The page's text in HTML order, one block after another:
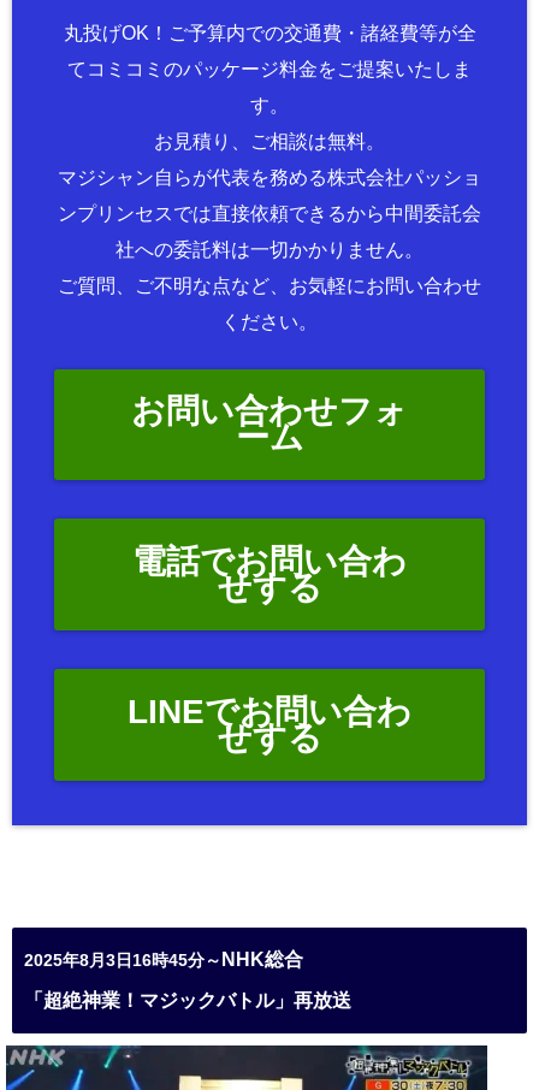
丸投げOK！ご予算内での交通費・諸経費等が全
てコミコミのパッケージ料金をご提案いたしま
す。
お見積り、ご相談は無料。
マジシャン自らが代表を務める株式会社パッショ
ンプリンセスでは直接依頼できるから中間委託会
社への委託料は一切かかりません。
ご質問、ご不明な点など、お気軽にお問い合わせ
ください。
お問い合わせフォ
ーム
電話でお問い合わ
せする
LINEでお問い合わ
せする
2025年8月3日16時45分～ NHK総合
「超絶神業！マジックバトル」再放送